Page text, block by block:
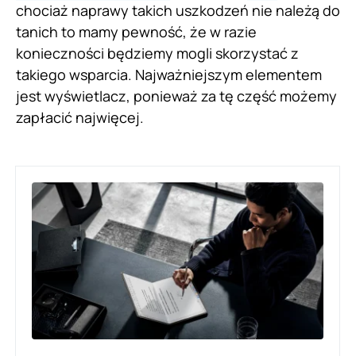
chociaż naprawy takich uszkodzeń nie należą do
tanich to mamy pewność, że w razie
konieczności będziemy mogli skorzystać z
takiego wsparcia. Najważniejszym elementem
jest wyświetlacz, ponieważ za tę część możemy
zapłacić najwięcej.